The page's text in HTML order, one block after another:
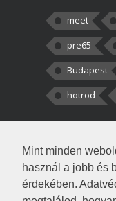
Mint minden
használ a jobb és
érdekében.
meet
pre65
Budapest
hotrod
darabbaal